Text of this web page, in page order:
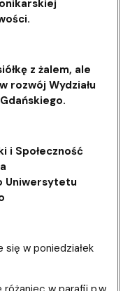
z żalem, ale
rozwój Wydziału
i Społeczność
Uniwersytetu
w poniedziałek